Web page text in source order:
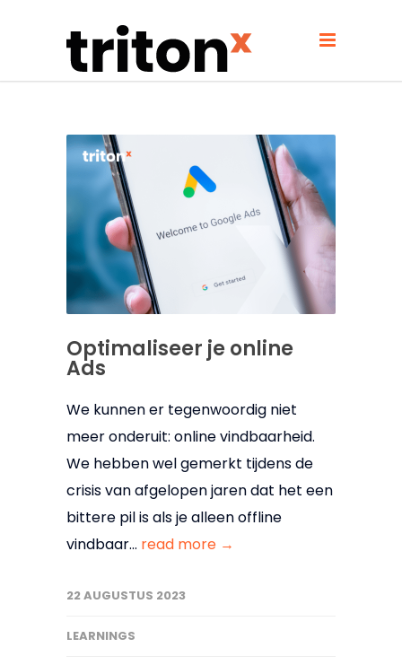
Optimaliseer je online
Ads
We kunnen er tegenwoordig niet
meer onderuit: online vindbaarheid.
We hebben wel gemerkt tijdens de
crisis van afgelopen jaren dat het een
bittere pil is als je alleen offline
vindbaar... read more →
22 AUGUSTUS 2023
LEARNINGS